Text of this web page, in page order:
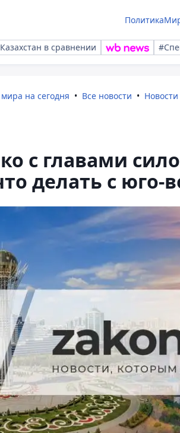
Политика
в сравнении
на сегодня Все новости
с главами
делать с юго-